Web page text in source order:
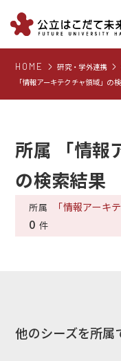
大学について
学部
就職支援
学生生活
研究・学外連携
組織・センター
HOME 研究・学外連携
「情報アーキテクチャ領域」の
所属 「情報
の検索結果
所属 「情報アーキ
0 件
他のシーズを所属